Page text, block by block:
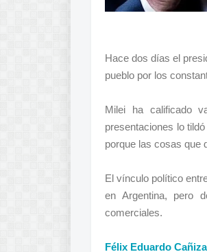
Hace dos días el
pueblo por los
Milei ha calificado
presentaciones lo
porque las cosas que
El vínculo político
en Argentina, pero
comerciales.
Félix Eduardo